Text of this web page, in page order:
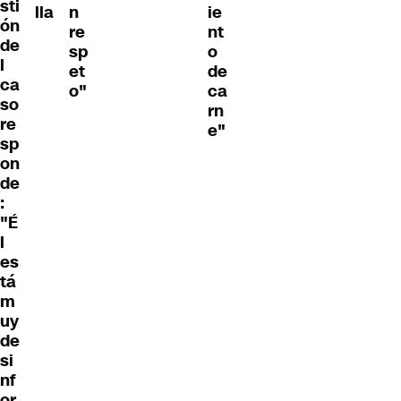
sti
ón
de
l
ca
so
re
sp
on
de
:
"É
l
es
tá
m
uy
de
si
nf
lla
n
re
sp
et
o"
ie
nt
o
de
ca
rn
e"